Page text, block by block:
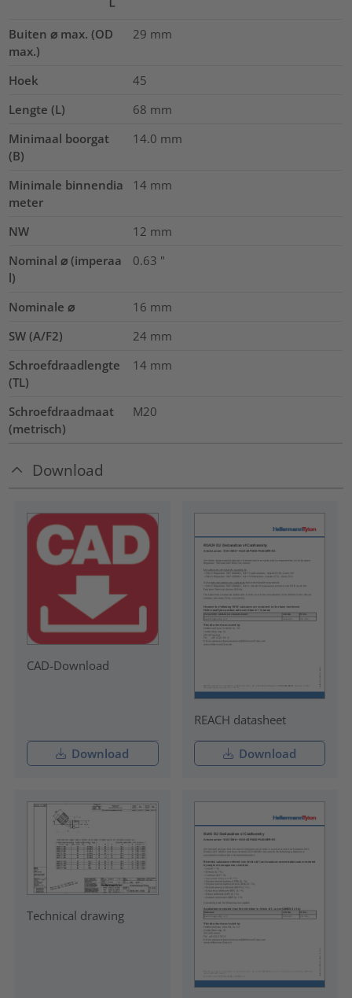
Buiten ⌀ max. (OD
max.)
29 mm
Hoek
45
Lengte (L)
68 mm
Minimaal boorgat
(B)
14.0 mm
Minimale binnendia
meter
14 mm
NW 12 mm
Nominal ⌀ (imperaa
l)
0.63 "
Nominale ⌀ 16 mm
SW (A/F2)
24 mm
Schroefdraadlengte
(TL)
14 mm
Schroefdraadmaat
(metrisch)
M20
Download
CAD-Download
Download
REACH datasheet
Download
Technical drawing